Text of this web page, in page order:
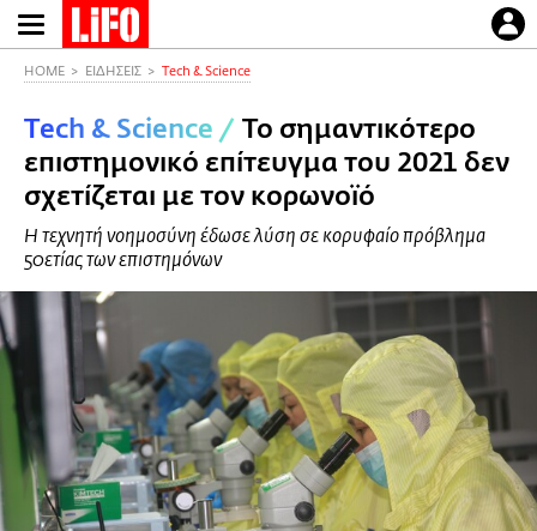
Παράκαμψη
προς
περιεχόμενο
HOME ΕΙΔΗΣΕΙΣ Τech & Science
Τech & Science / Το σημαντικότερο
επιστημονικό επίτευγμα του 2021 δεν
σχετίζεται με τον κορωνοϊό
Η τεχνητή νοημοσύνη έδωσε λύση σε κορυφαίο πρόβλημα
50ετίας των επιστημόνων